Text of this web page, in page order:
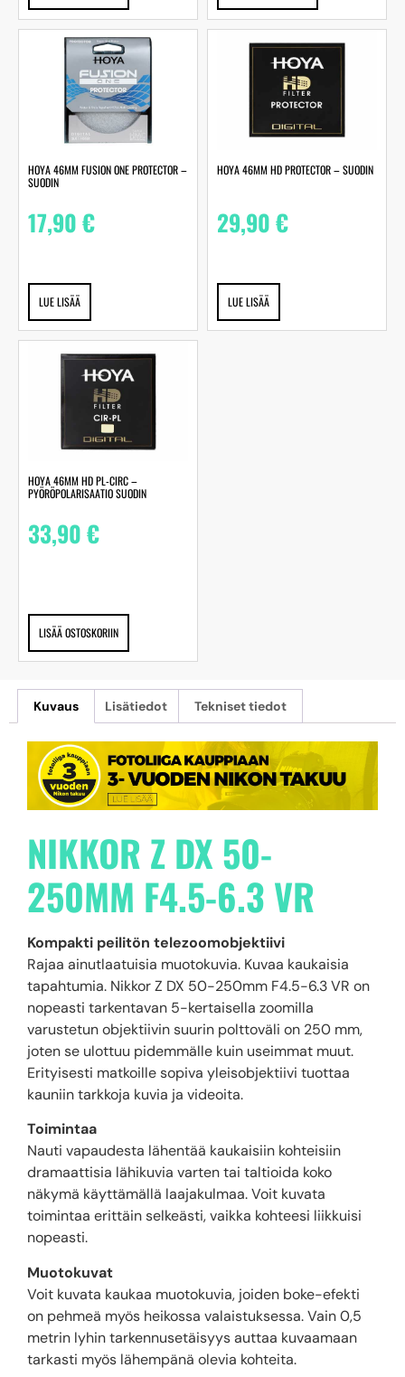
HOYA 46MM FUSION ONE PROTECTOR –
SUODIN
17,90€
LUE LISÄÄ
HOYA 46MM HD PROTECTOR – SUODIN
29,90€
LUE LISÄÄ
HOYA 46MM HD PL-CIRC –
PYÖRÖPOLARISAATIO SUODIN
33,90€
LISÄÄ OSTOSKORIIN
Kuvaus Lisätiedot Tekniset tiedot
NIKKOR Z DX 50-
250MM F4.5-6.3 VR
Kompakti peilitön telezoomobjektiivi
Rajaa ainutlaatuisia muotokuvia. Kuvaa kaukaisia
tapahtumia. Nikkor Z DX 50-250mm F4.5-6.3 VR on
nopeasti tarkentavan 5-kertaisella zoomilla
varustetun objektiivin suurin polttoväli on 250 mm,
joten se ulottuu pidemmälle kuin useimmat muut.
Erityisesti matkoille sopiva yleisobjektiivi tuottaa
kauniin tarkkoja kuvia ja videoita.
Toimintaa
Nauti vapaudesta lähentää kaukaisiin kohteisiin
dramaattisia lähikuvia varten tai taltioida koko
näkymä käyttämällä laajakulmaa. Voit kuvata
toimintaa erittäin selkeästi, vaikka kohteesi liikkuisi
nopeasti.
Muotokuvat
Voit kuvata kaukaa muotokuvia, joiden boke-efekti
on pehmeä myös heikossa valaistuksessa. Vain 0,5
metrin lyhin tarkennusetäisyys auttaa kuvaamaan
tarkasti myös lähempänä olevia kohteita.